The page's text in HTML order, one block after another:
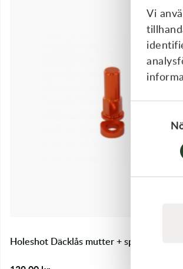
Vi
Holeshot Däcklås mutter + spec bricka